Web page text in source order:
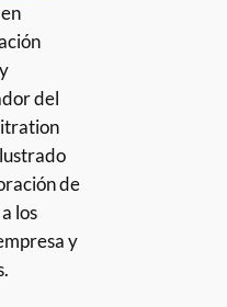
y
del
de
los
y